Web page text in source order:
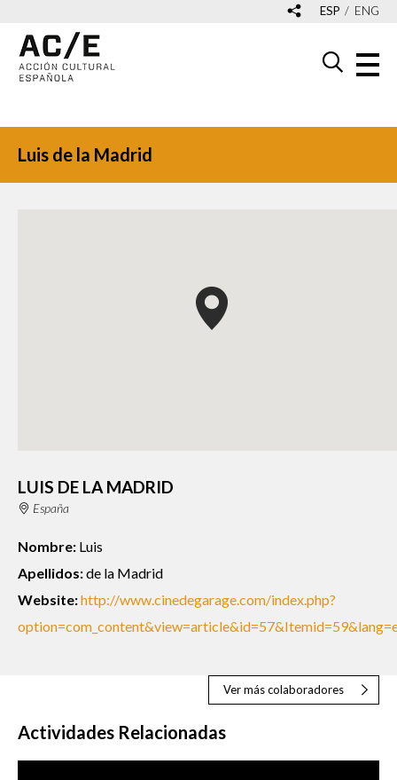
ESP ENG
Luis de la Madrid
LUIS DE LA MADRID
España
Nombre: Luis
Apellidos:de la Madrid
Website:http://www.cinedegarage.com/index.php?
Ver más colaboradores
Actividades Relacionadas